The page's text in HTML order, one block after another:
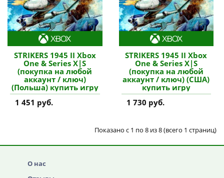
STRIKERS 1945 II Xbox
One & Series X|S
(покупка на любой
аккаунт / ключ)
(Польша) купить игру
1 451 руб.
STRIKERS 1945 II Xbox
One & Series X|S
(покупка на любой
аккаунт / ключ) (США)
купить игру
1 730 руб.
Показано с 1 по 8 из 8 (всего 1 страниц)
О нас